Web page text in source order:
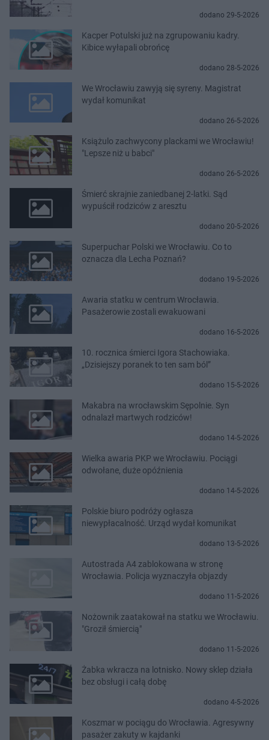
dodano 29-5-2026
Kacper Potulski już na zgrupowaniu kadry.
Kibice wyłapali obrońcę
dodano 28-5-2026
We Wrocławiu zawyją się syreny. Magistrat
wydał komunikat
dodano 26-5-2026
Książulo zachwycony plackami we Wrocławiu!
"Lepsze niż u babci"
dodano 26-5-2026
Śmierć skrajnie zaniedbanej 2-latki. Sąd
wypuścił rodziców z aresztu
dodano 20-5-2026
Superpuchar Polski we Wrocławiu. Co to
oznacza dla Lecha Poznań?
dodano 19-5-2026
Awaria statku w centrum Wrocławia.
Pasażerowie zostali ewakuowani
dodano 16-5-2026
10. rocznica śmierci Igora Stachowiaka.
„Dzisiejszy poranek to ten sam ból”
dodano 15-5-2026
Makabra na wrocławskim Sępolnie. Syn
odnalazł martwych rodziców!
dodano 14-5-2026
Wielka awaria PKP we Wrocławiu. Pociągi
odwołane, duże opóźnienia
dodano 14-5-2026
Polskie biuro podróży ogłasza
niewypłacalność. Urząd wydał komunikat
dodano 13-5-2026
Autostrada A4 zablokowana w stronę
Wrocławia. Policja wyznaczyła objazdy
dodano 11-5-2026
Nożownik zaatakował na statku we Wrocławiu.
"Groził śmiercią"
dodano 11-5-2026
Żabka wkracza na lotnisko. Nowy sklep działa
bez obsługi i całą dobę
dodano 4-5-2026
Koszmar w pociągu do Wrocławia. Agresywny
pasażer zakuty w kajdanki